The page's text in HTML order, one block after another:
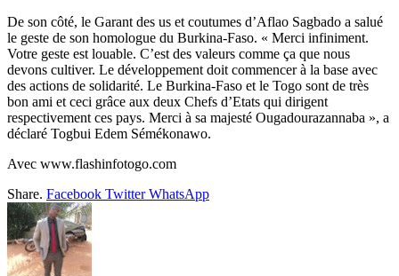
De son côté, le Garant des us et coutumes d’Aflao Sagbado a salué
le geste de son homologue du Burkina-Faso. « Merci infiniment.
Votre geste est louable. C’est des valeurs comme ça que nous
devons cultiver. Le développement doit commencer à la base avec
des actions de solidarité. Le Burkina-Faso et le Togo sont de très
bon ami et ceci grâce aux deux Chefs d’Etats qui dirigent
respectivement ces pays. Merci à sa majesté Ougadourazannaba », a
déclaré Togbui Edem Sémékonawo.
Avec www.flashinfotogo.com
Share. Facebook Twitter WhatsApp